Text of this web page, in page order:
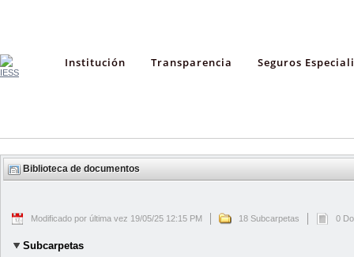
Institución Transparencia Seguros
Biblioteca de documentos
Modificado por última vez 19/05/25 12:15 PM 18 Subcarpetas 0
Subcarpetas